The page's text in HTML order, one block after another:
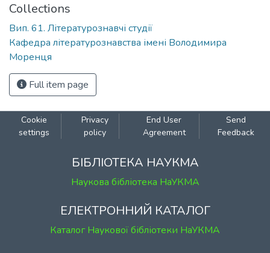
Collections
Вип. 61. Літературознавчі студії
Кафедра літературознавства імені Володимира
Моренця
Full item page
Cookie
settings
Privacy
policy
End User
Agreement
Send
Feedback
БІБЛІОТЕКА НАУКМА
Наукова бібліотека НаУКМА
ЕЛЕКТРОННИЙ КАТАЛОГ
Каталог Наукової бібліотеки НаУКМА